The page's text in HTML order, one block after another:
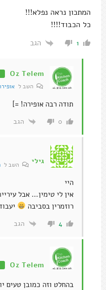
המתכון נראה נפלא!!!
כל הכבוד!!!!
1 הגב
Oz Telem
השב ל
תודה רבה אופירה! =]
0 הגב
גילי השב ל
היי
אין לי טימין… אבל
רוזמרין בסביבה
4 הגב
Oz Telem
בהחלט וזה כמובן טעים